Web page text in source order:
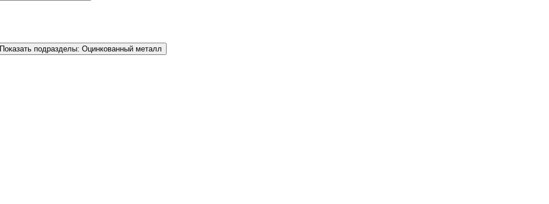
Показать подразделы: Оцинкованный металл